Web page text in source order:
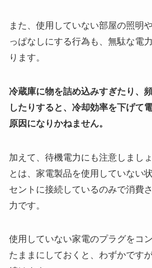
また、使用していない部屋の照明
っぱなしにする行為も、無駄な電
ります。
冷蔵庫に物を詰め込みすぎたり、
したりすると、冷却効率を下げて
原因になりかねません。
加えて、待機電力にも注意しまし
とは、家電製品を使用していない
セントに接続しているのみで消費
力です。
使用していない家電のプラグをコ
たままにしておくと、わずかです